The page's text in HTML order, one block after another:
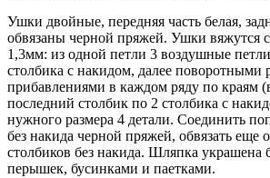
Ушки двойные, передняя часть белая,
обвязаны черной пряжей. Ушки вяжутся
1,3мм: из одной петли 3 воздушные
столбика с накидом, далее поворотными
прибавлениями в каждом ряду по краям
последний столбик по 2 столбика с
нужного размера 4 детали. Соединить
без накида черной пряжей, обвязать еще
столбиков без накида. Шляпка украшена
перышек, бусинками и паетками.